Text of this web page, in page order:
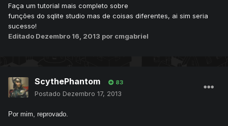
Faça um tutorial mais completo sobre
funções do sqlite studio mas de coisas diferentes, ai sim seria
sucesso!
Editado Dezembro 16, 2013 por cmgabriel
ScythePhantom 83
Postado Dezembro 17, 2013
Por mim, reprovado.